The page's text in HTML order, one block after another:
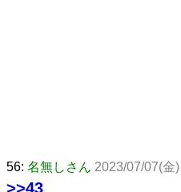
56: 名無しさん 2023/07/07(金
>>43